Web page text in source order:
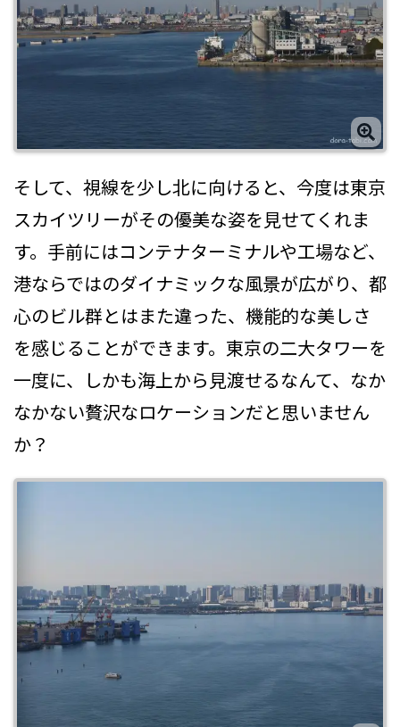
そして、視線を少し北に向けると、今度は東京
スカイツリーがその優美な姿を見せてくれま
す。手前にはコンテナターミナルや工場など、
港ならではのダイナミックな風景が広がり、都
心のビル群とはまた違った、機能的な美しさ
を感じることができます。東京の二大タワーを
一度に、しかも海上から見渡せるなんて、なか
なかない贅沢なロケーションだと思いません
か？